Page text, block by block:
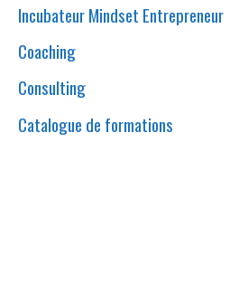
Incubateur Mindset Entrepreneur
Coaching
Consulting
Catalogue de formations